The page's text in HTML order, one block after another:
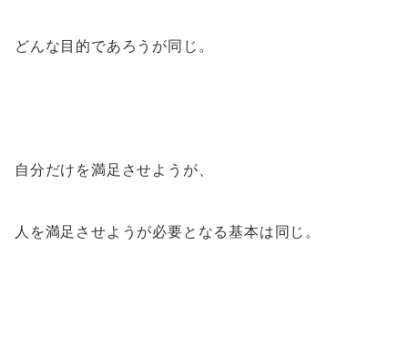
どんな目的であろうが同じ。
自分だけを満足させようが、
人を満足させようが必要となる基本は同じ。